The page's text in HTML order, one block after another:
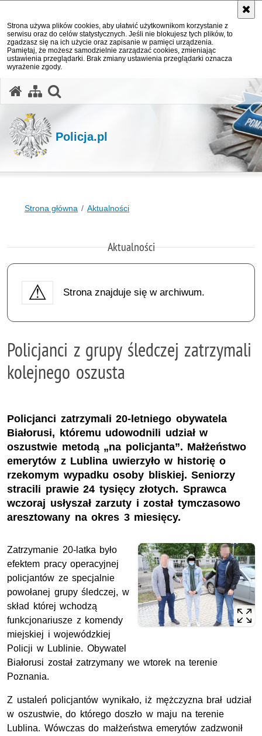
Strona używa plików cookies, aby ułatwić użytkownikom korzystanie z
serwisu oraz do celów statystycznych. Jeśli nie blokujesz tych plików, to
zgadzasz się na ich użycie oraz zapisanie w pamięci urządzenia.
Pamiętaj, że możesz samodzielnie zarządzać cookies, zmieniając
ustawienia przeglądarki. Brak zmiany ustawienia przeglądarki oznacza
wyrażenie zgody.
Policja.pl
Strona główna Aktualności
Aktualności
Strona znajduje się w archiwum.
Policjanci z grupy śledczej zatrzymali
kolejnego oszusta
Policjanci zatrzymali 20-letniego obywatela
Białorusi, któremu udowodnili udział w
oszustwie metodą „na policjanta”. Małżeństwo
emerytów z Lublina uwierzyło w historię o
rzekomym wypadku osoby bliskiej. Seniorzy
stracili prawie 24 tysięcy złotych. Sprawca
wczoraj usłyszał zarzuty i został tymczasowo
aresztowany na okres 3 miesięcy.
Zatrzymanie 20-latka było
efektem pracy operacyjnej
policjantów ze specjalnie
powołanej grupy śledczej, w
skład której wchodzą
funkcjonariusze z komendy
miejskiej i wojewódzkiej
Policji w Lublinie. Obywatel
Białorusi został zatrzymany we wtorek na terenie
Poznania.
Z ustaleń policjantów wynikało, iż mężczyzna brał udział
w oszustwie, do którego doszło w maju na terenie
Lublina. Wówczas do małżeństwa emerytów zadzwonił